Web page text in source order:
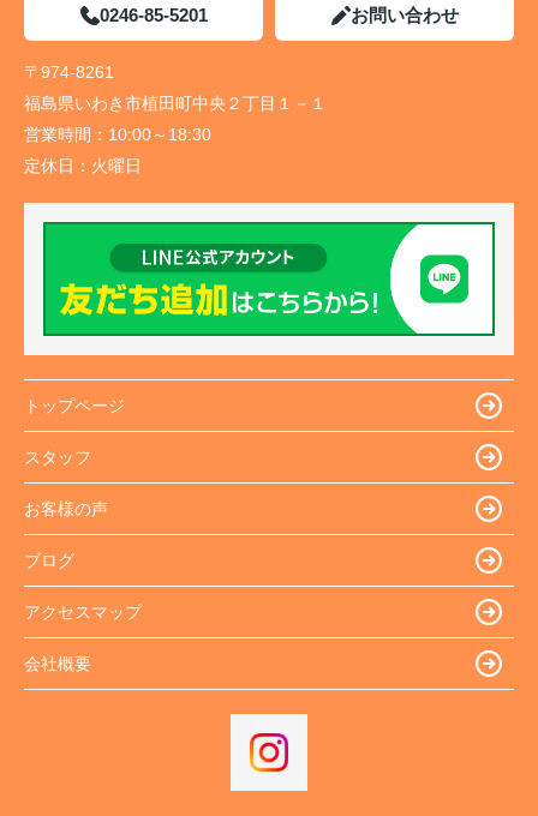
0246-85-5201 お問い合わせ
〒974-8261
福島県いわき市植田町中央２丁目１－１
営業時間： 10:00～18:30
定休日： 火曜日
トップページ
スタッフ
お客様の声
ブログ
アクセスマップ
会社概要